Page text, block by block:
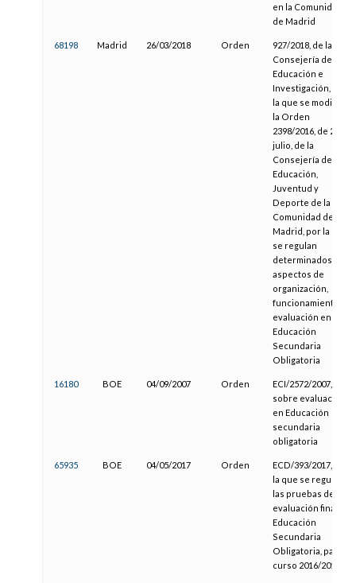
en la Comunidad
de Madrid
68198 Madrid 26/03/2018 Orden
927/2018, de la
Consejería de
Educación e
Investigación, por
la que se modifica
la Orden
2398/2016, de 22 de
julio, de la
Consejería de
Educación,
Juventud y
Deporte de la
Comunidad de
Madrid, por la que
se regulan
determinados
aspectos de
organización,
funcionamiento y
evaluación en la
Educación
Secundaria
Obligatoria
16180 BOE 04/09/2007 Orden
ECI/2572/2007,
sobre evaluación
en Educación
secundaria
obligatoria
65935 BOE 04/05/2017 Orden
ECD/393/2017, por
la que se regulan
las pruebas de la
evaluación final de
Educación
Secundaria
Obligatoria, para el
curso 2016/2017